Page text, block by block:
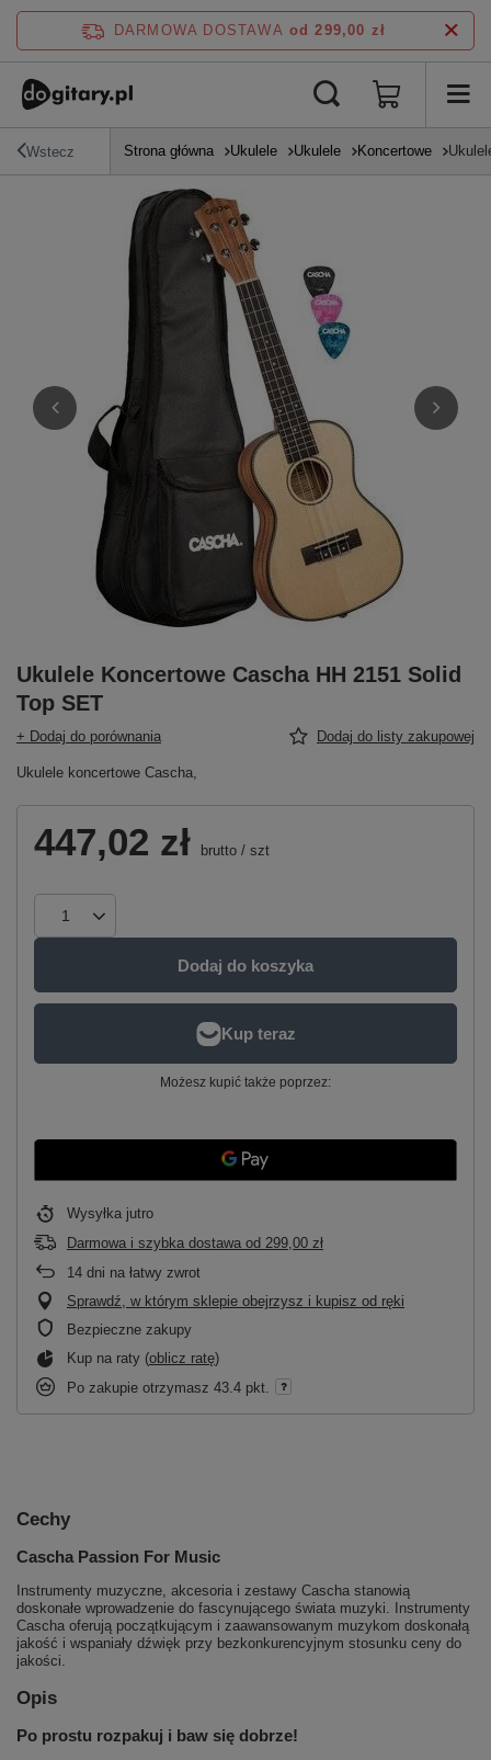
DARMOWA DOSTAWA od 299,00 zł
Wstecz Strona główna Ukulele Ukulele Koncertowe
Ukulele Koncertowe Cascha HH 2151 Solid
Top SET
+ Dodaj do porównania Dodaj do listy zakupowej
Ukulele koncertowe Cascha,
447,02 zł brutto / szt
Dodaj do koszyka
Możesz kupić także poprzez:
Wysyłka jutro
Darmowa i szybka dostawa od 299,00 zł
14 dni na łatwy zwrot
Sprawdź, w którym sklepie obejrzysz i kupisz od ręki
Bezpieczne zakupy
Kup na raty (oblicz ratę)
Po zakupie otrzymasz 43.4 pkt.
Cechy
Cascha Passion For Music
Instrumenty muzyczne, akcesoria i zestawy Cascha stanowią
doskonałe wprowadzenie do fascynującego świata muzyki. Instrumenty
Cascha oferują początkującym i zaawansowanym muzykom doskonałą
jakość i wspaniały dźwięk przy bezkonkurencyjnym stosunku ceny do
jakości.
Opis
Po prostu rozpakuj i baw się dobrze!